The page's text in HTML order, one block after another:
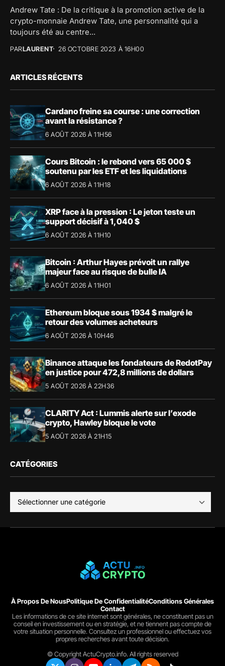
Andrew Tate : De la critique à la promotion active de la
crypto-monnaie Andrew Tate, une personnalité qui a
toujours été au centre...
PARLAURENT 26 OCTOBRE 2023 À 16H00
ARTICLES RÉCENTS
Cardano freine sa course : une correction
avant la résistance ?
6 AOÛT 2026 À 11H56
Cours Bitcoin : le rebond vers 65 000 $
soutenu par les ETF et les liquidations
6 AOÛT 2026 À 11H18
XRP face à la pression : Le jeton teste un
support décisif à 1,040 $
6 AOÛT 2026 À 11H10
Bitcoin : Arthur Hayes prévoit un rallye
majeur face au risque de bulle IA
6 AOÛT 2026 À 11H01
Ethereum bloque sous 1934 $ malgré le
retour des volumes acheteurs
6 AOÛT 2026 À 10H46
Binance attaque les fondateurs de RedotPay
en justice pour 472,8 millions de dollars
5 AOÛT 2026 À 22H36
CLARITY Act : Lummis alerte sur l’exode
crypto, Hawley bloque le vote
5 AOÛT 2026 À 21H15
CATÉGORIES
À Propos De NousPolitique De ConfidentialitéConditions Générales
Contact
Les informations de ce site internet sont générales, ne constituent pas un
conseil en investissement ou en stratégie, et ne tiennent pas compte de
votre situation personnelle. Consultez un professionnel ou effectuez vos
propres recherches avant toute décision.
© Copyright ActuCrypto.info. All rights reserved